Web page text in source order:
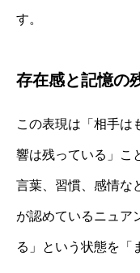
す。
存在感と記憶の
この表現は「相手は
響は残っている」こ
言葉、習慣、感情な
が認めているニュア
る」という状態を「